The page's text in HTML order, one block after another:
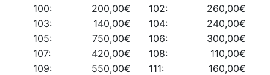
100:
200,00€ 102:
260,00€
103:
140,00€ 104:
240,00€
105:
750,00€ 106:
300,00€
107:
420,00€ 108:
110,00€
109:
550,00€ 111:
160,00€